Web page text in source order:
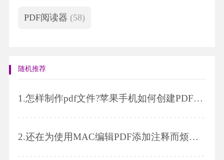
PDF阅读器 (58)
随机推荐
1.怎样制作pdf文件?苹果手机如何创建PDF格式的文件?
2.还在为使用MAC编辑PDF添加注释而烦恼吗？教程就在这里！